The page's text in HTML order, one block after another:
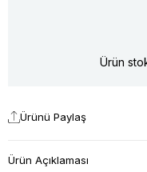
Ürün
Ürünü Paylaş
Ürün Açıklaması